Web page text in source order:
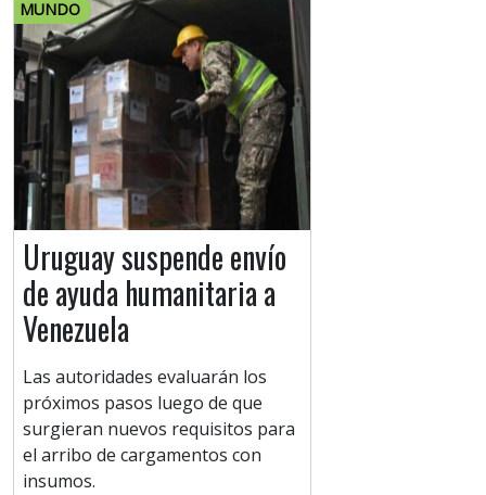
MUNDO
Uruguay suspende envío
de ayuda humanitaria a
Venezuela
Las autoridades evaluarán los
próximos pasos luego de que
surgieran nuevos requisitos para
el arribo de cargamentos con
insumos.